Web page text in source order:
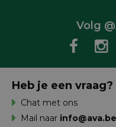
Volg
Heb je een vraag?
Chat met ons
Mail naar info@ava.be